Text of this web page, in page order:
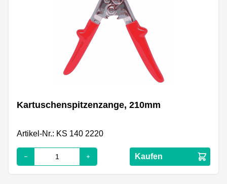
Kartuschenspitzenzange, 210mm
Artikel-Nr.: KS 140 2220
Kaufen